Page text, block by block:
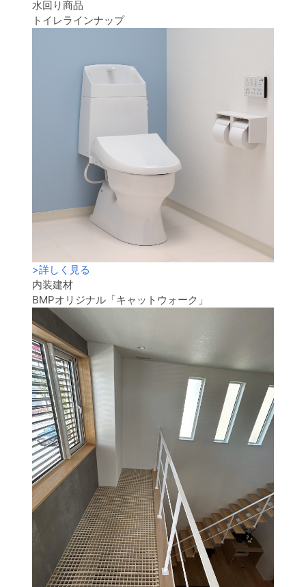
水回り商品
トイレラインナップ
>詳しく見る
内装建材
BMPオリジナル「キャットウォーク」